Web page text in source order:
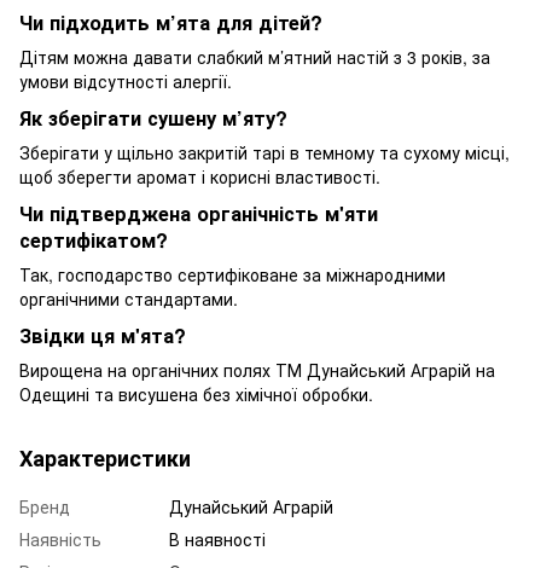
Чи підходить м’ята для дітей?
Дітям можна давати слабкий м’ятний настій з 3 років, за
умови відсутності алергії.
Як зберігати сушену м’яту?
Зберігати у щільно закритій тарі в темному та сухому місці,
щоб зберегти аромат і корисні властивості.
Чи підтверджена органічність м'яти
сертифікатом?
Так, господарство сертифіковане за міжнародними
органічними стандартами.
Звідки ця м'ята?
Вирощена на органічних полях ТМ Дунайський Аграрій на
Одещині та висушена без хімічної обробки.
Характеристики
Бренд
Дунайський Аграрій
Наявність
В наявності